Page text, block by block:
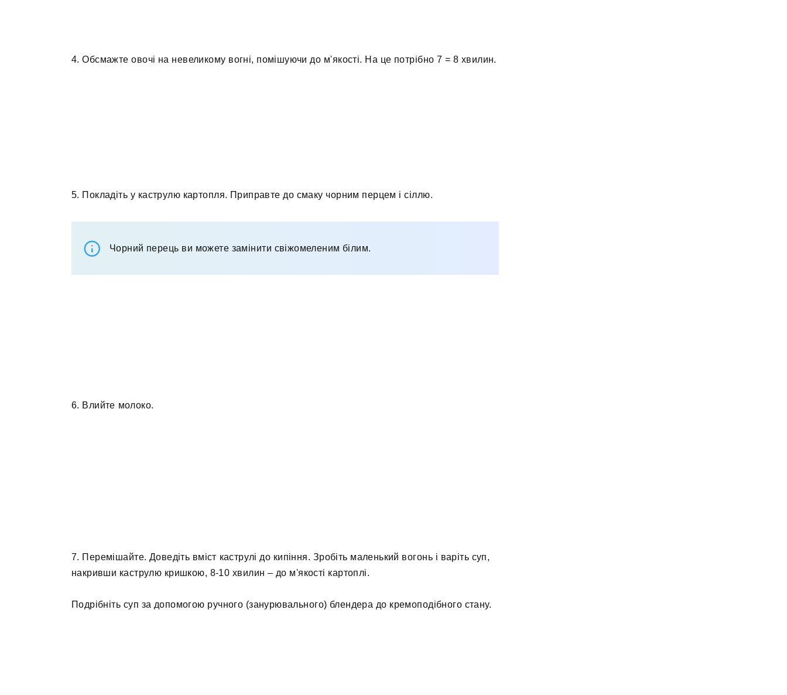
4. Обсмажте овочі на невеликому вогні, помішуючи до м'якості. На це потрібно 7 = 8 хвилин.
5. Покладіть у каструлю картопля. Приправте до смаку чорним перцем і сіллю.
Чорний перець ви можете замінити свіжомеленим білим.
6. Влийте молоко.
7. Перемішайте. Доведіть вміст каструлі до кипіння. Зробіть маленький вогонь і варіть суп,
накривши каструлю кришкою, 8-10 хвилин – до м'якості картоплі.
Подрібніть суп за допомогою ручного (занурювального) блендера до кремоподібного стану.